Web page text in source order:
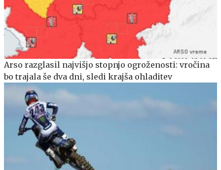
Arso razglasil najvišjo stopnjo ogroženosti: vročina
bo trajala še dva dni, sledi krajša ohladitev